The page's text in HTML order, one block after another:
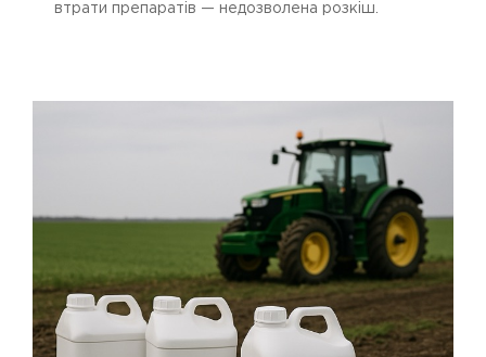
втрати препаратів — недозволена розкіш.